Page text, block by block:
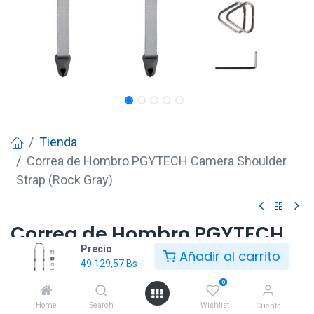
Precio
49.129,57Bs Añadir al carrito
Home Search
0
Wishlist Cuenta
Tienda
Correa de Hombro PGYTECH Camera Shoulder
Strap (Rock Gray)
Correa de Hombro PGYTECH
Camera Shoulder Strap (Rock
Gray)